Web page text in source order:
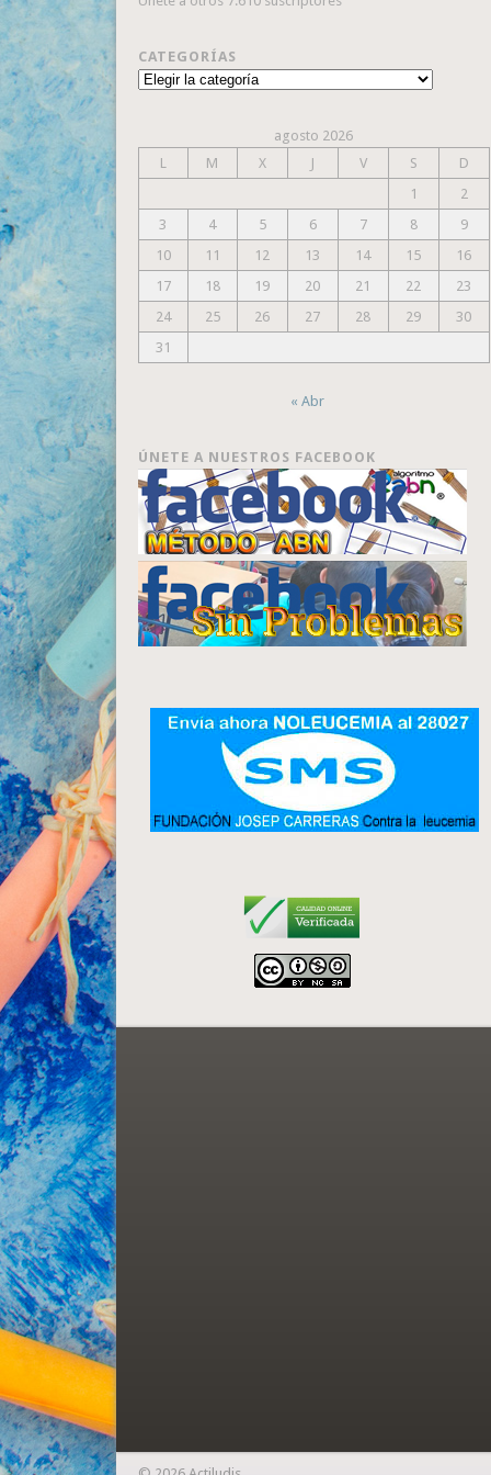
CATEGORÍAS
Categorías
agosto 2026
L
M X J V S
D
1
2
3
4 5 6 7 8
9
10
11 12 13 14 15
16
17
18 19 20 21 22
23
24
25 26 27 28 29
30
31
« Abr
ÚNETE A NUESTROS FACEBOOK